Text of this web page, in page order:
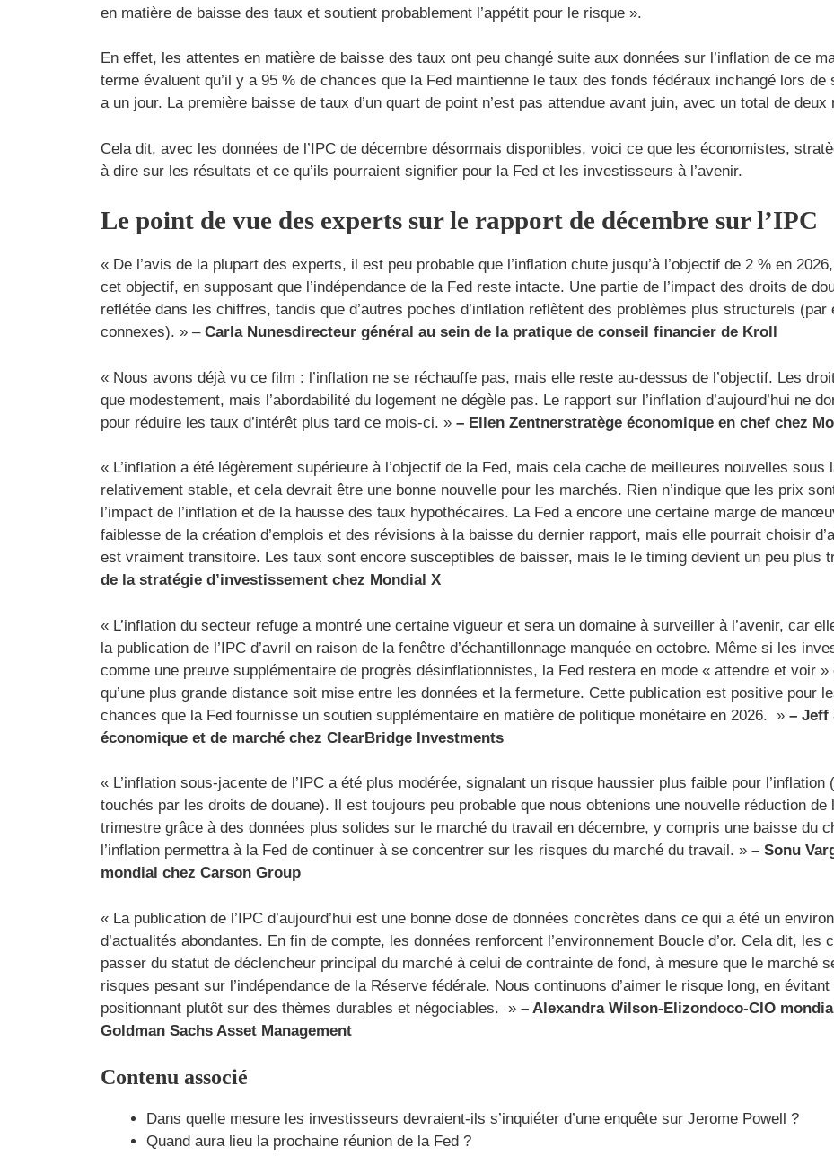
en matière de baisse des taux et soutient probablement l’appétit pour le risque ».
En effet, les attentes en matière de baisse des taux ont peu changé suite aux données sur l’inflation de ce
terme évaluent qu’il y a 95 % de chances que la Fed maintienne le taux des fonds fédéraux inchangé lors
a un jour. La première baisse de taux d’un quart de point n’est pas attendue avant juin, avec un total de deux
Cela dit, avec les données de l’IPC de décembre désormais disponibles, voici ce que les économistes,
à dire sur les résultats et ce qu’ils pourraient signifier pour la Fed et les investisseurs à l’avenir.
Le point de vue des experts sur le rapport de décembre sur l’IPC
« De l’avis de la plupart des experts, il est peu probable que l’inflation chute jusqu’à l’objectif de 2 % en
cet objectif, en supposant que l’indépendance de la Fed reste intacte. Une partie de l’impact des droits de
reflétée dans les chiffres, tandis que d’autres poches d’inflation reflètent des problèmes plus structurels
connexes). » – Carla Nunesdirecteur général au sein de la pratique de conseil financier de Kroll
« Nous avons déjà vu ce film : l’inflation ne se réchauffe pas, mais elle reste au-dessus de l’objectif. Les
que modestement, mais l’abordabilité du logement ne dégèle pas. Le rapport sur l’inflation d’aujourd’hui ne
pour réduire les taux d’intérêt plus tard ce mois-ci. » – Ellen Zentnerstratège économique en chef chez
« L’inflation a été légèrement supérieure à l’objectif de la Fed, mais cela cache de meilleures nouvelles sous
relativement stable, et cela devrait être une bonne nouvelle pour les marchés. Rien n’indique que les prix
l’impact de l’inflation et de la hausse des taux hypothécaires. La Fed a encore une certaine marge de
faiblesse de la création d’emplois et des révisions à la baisse du dernier rapport, mais elle pourrait choisir
est vraiment transitoire. Les taux sont encore susceptibles de baisser, mais le le timing devient un peu plus
de la stratégie d’investissement chez Mondial X
« L’inflation du secteur refuge a montré une certaine vigueur et sera un domaine à surveiller à l’avenir, car
la publication de l’IPC d’avril en raison de la fenêtre d’échantillonnage manquée en octobre. Même si les
comme une preuve supplémentaire de progrès désinflationnistes, la Fed restera en mode « attendre et voir »
qu’une plus grande distance soit mise entre les données et la fermeture. Cette publication est positive pour
chances que la Fed fournisse un soutien supplémentaire en matière de politique monétaire en 2026. » – Jeff
économique et de marché chez ClearBridge Investments
« L’inflation sous-jacente de l’IPC a été plus modérée, signalant un risque haussier plus faible pour
touchés par les droits de douane). Il est toujours peu probable que nous obtenions une nouvelle réduction
trimestre grâce à des données plus solides sur le marché du travail en décembre, y compris une baisse du
l’inflation permettra à la Fed de continuer à se concentrer sur les risques du marché du travail. » – Sonu
mondial chez Carson Group
« La publication de l’IPC d’aujourd’hui est une bonne dose de données concrètes dans ce qui a été un
d’actualités abondantes. En fin de compte, les données renforcent l’environnement Boucle d’or. Cela dit,
passer du statut de déclencheur principal du marché à celui de contrainte de fond, à mesure que le marché
risques pesant sur l’indépendance de la Réserve fédérale. Nous continuons d’aimer le risque long, en
positionnant plutôt sur des thèmes durables et négociables. » – Alexandra Wilson-Elizondoco-CIO
Goldman Sachs Asset Management
Contenu associé
Dans quelle mesure les investisseurs devraient-ils s’inquiéter d’une enquête sur Jerome Powell ?
Quand aura lieu la prochaine réunion de la Fed ?